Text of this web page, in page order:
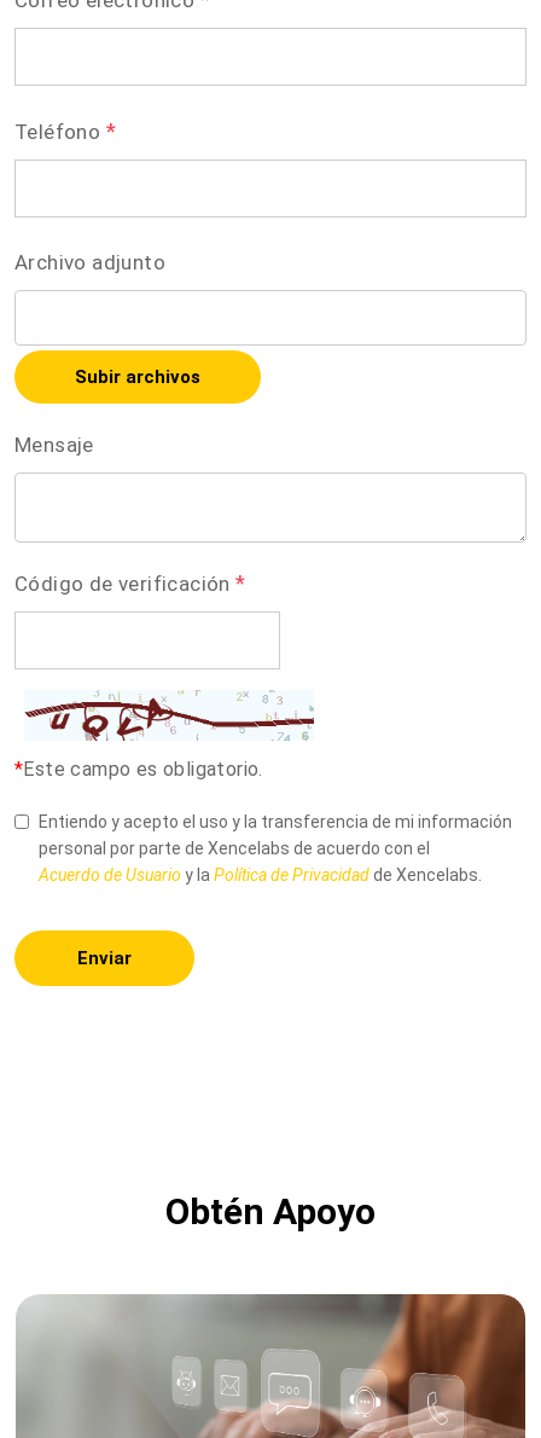
Teléfono *
Archivo adjunto
Subir archivos
Mensaje
Código de verificación *
*Este campo es obligatorio.
Entiendo y acepto el uso y la transferencia de mi información
personal por parte de Xencelabs de acuerdo con el
Acuerdo de Usuario y la Política de Privacidadde Xencelabs.
Enviar
Obtén Apoyo